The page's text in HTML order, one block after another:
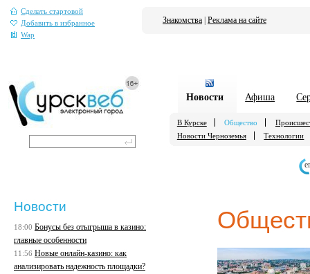
Сделать стартовой
Добавить в избранное
Wap
Знакомства Реклама на сайте
Новости Афиша
В Курске Общество
Новости Черноземья
Технологии
Новости
18:00 Бонусы без отыгрыша в казино:
главные особенности
11:56 Новые онлайн-казино: как
анализировать надежность площадки?